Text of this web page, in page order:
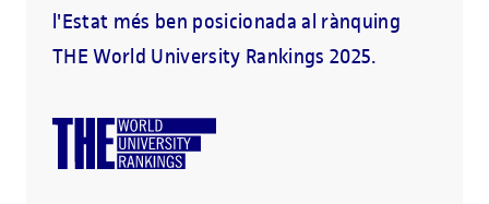
l'Estat més ben posicionada al rànquing
THE World University Rankings 2025.